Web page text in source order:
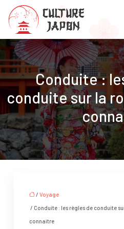
Conduite :
conduite sur la
/ Voyage
/ Conduite : les règles de conduite
connaitre